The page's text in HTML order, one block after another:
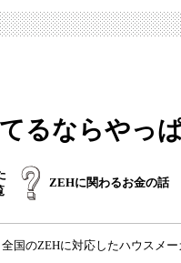
るならやっ
ZEHに関わるお金の話
全国のZEHに対応したハウスメ